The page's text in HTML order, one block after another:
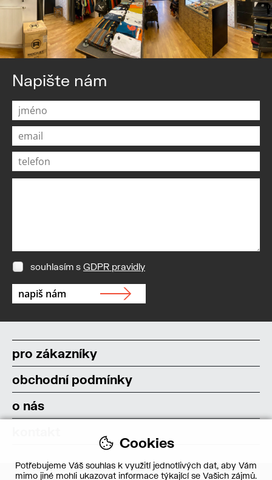
Napište nám
souhlasím s GDPR pravidly
pro zákazníky
obchodní podmínky
o nás
Cookies
Potřebujeme Váš souhlas k využití jednotlivých dat, aby Vám
mimo jiné mohli ukazovat informace týkající se Vašich zájmů.